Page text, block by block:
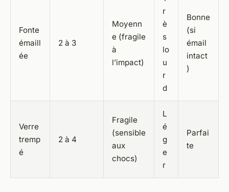
Fonte
émaill
ée
2 à 3
Moyenn
e (fragile
à
l’impact)
r
è
s
lo
u
r
d
Bonne
(si
émail
intact
)
Verre
tremp
é
2 à 4
Fragile
(sensible
aux
chocs)
L
é
g
e
r
Parfai
te